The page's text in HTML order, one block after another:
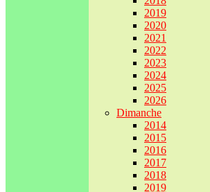
2019
2020
2021
2022
2023
2024
2025
2026
Dimanche
2014
2015
2016
2017
2018
2019